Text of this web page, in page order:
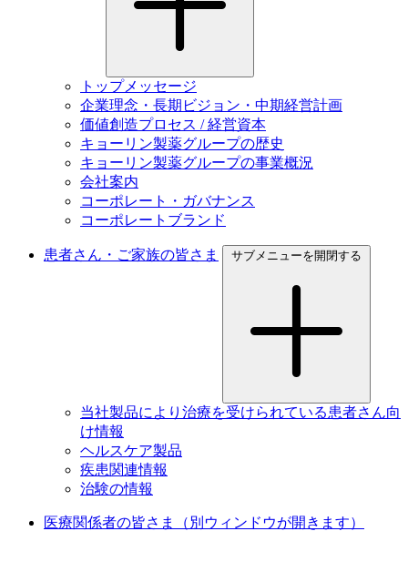
トップメッセージ
企業理念・長期ビジョン・中期経営計画
価値創造プロセス / 経営資本
キョーリン製薬グループの歴史
キョーリン製薬グループの事業概況
会社案内
コーポレート・ガバナンス
コーポレートブランド
患者さん・ご家族の皆さま サブメニューを開閉する
当社製品により治療を受けられている患者さん向
け情報
ヘルスケア製品
疾患関連情報
治験の情報
医療関係者の皆さま （別ウィンドウが開きます）